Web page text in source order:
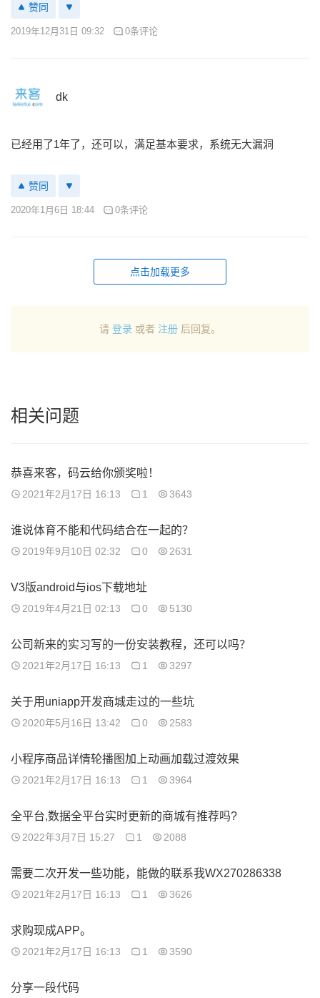
赞同
2019年12月31日 09:32 0条评论
dk
已经用了1年了，还可以，满足基本要求，系统无大漏洞
赞同
2020年1月6日 18:44 0条评论
点击加载更多
请 登录 或者 注册 后回复。
相关问题
恭喜来客，码云给你颁奖啦！
2021年2月17日 16:13 1 3643
谁说体育不能和代码结合在一起的？
2019年9月10日 02:32 0 2631
V3版android与ios下载地址
2019年4月21日 02:13 0 5130
公司新来的实习写的一份安装教程，还可以吗？
2021年2月17日 16:13 1 3297
关于用uniapp开发商城走过的一些坑
2020年5月16日 13:42 0 2583
小程序商品详情轮播图加上动画加载过渡效果
2021年2月17日 16:13 1 3964
全平台,数据全平台实时更新的商城有推荐吗?
2022年3月7日 15:27 1 2088
需要二次开发一些功能，能做的联系我WX270286338
2021年2月17日 16:13 1 3626
求购现成APP。
2021年2月17日 16:13 1 3590
分享一段代码